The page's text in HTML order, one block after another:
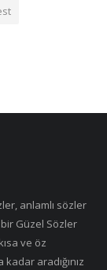
anlamlı sözler
Güzel Sözler
ve öz
aradığınız